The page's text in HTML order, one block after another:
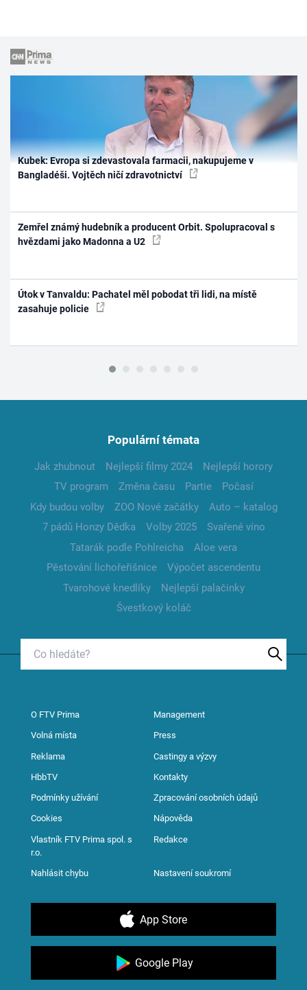
Kubek: Evropa si zdevastovala farmacii, nakupujeme v
Bangladéši. Vojtěch ničí zdravotnictví
Zemřel známý hudebník a producent Orbit. Spolupracoval s
hvězdami jako Madonna a U2
Útok v Tanvaldu: Pachatel měl pobodat tři lidi, na místě
zasahuje policie
Populární témata
Jak zhubnout Nejlepší filmy 2024
Nejlepší horory
TV program
Změna času Partie
Počasí
Kdy budou volby
ZOO Nové začátky
Auto – katalog
7 pádů Honzy Dědka
Volby 2025
Svařené víno
Tatarák podle Pohlreicha
Aloe vera
Pěstování lichořeřišnice
Výpočet ascendentu
Tvarohové knedlíky
Nejlepší palačinky
Švestkový koláč
O FTV Prima Management
Volná místa Press
Reklama Castingy a výzvy
HbbTV Kontakty
Podmínky užívání Zpracování osobních údajů
Cookies Nápověda
Vlastník FTV Prima spol. s
r.o.
Redakce
Nahlásit chybu Nastavení soukromí
App Store
Google Play